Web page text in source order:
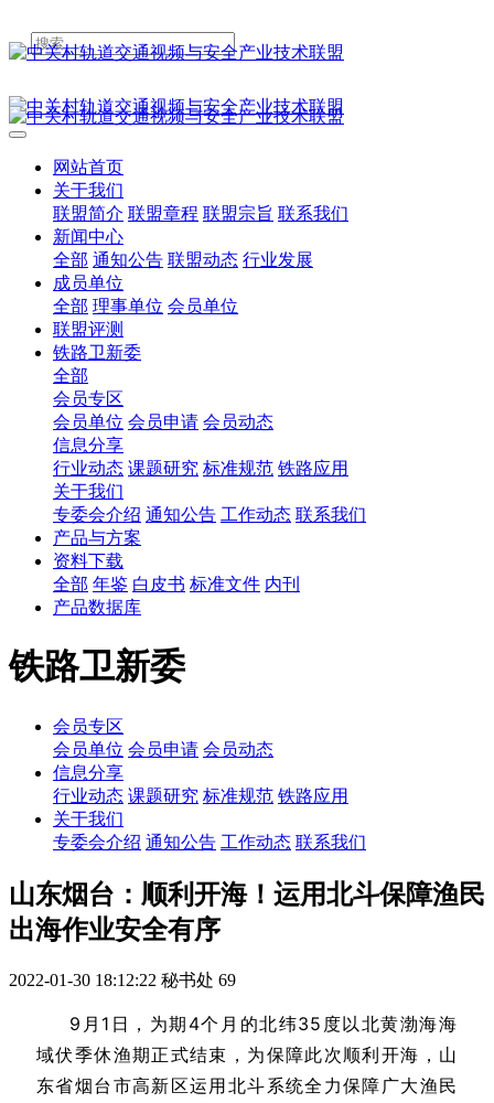
网站首页
关于我们
联盟简介 联盟章程 联盟宗旨 联系我们
新闻中心
全部 通知公告 联盟动态 行业发展
成员单位
全部 理事单位 会员单位
联盟评测
铁路卫新委
全部
会员专区
会员单位 会员申请 会员动态
信息分享
行业动态 课题研究 标准规范 铁路应用
关于我们
专委会介绍 通知公告 工作动态 联系我们
产品与方案
资料下载
全部 年鉴 白皮书 标准文件 内刊
产品数据库
铁路卫新委
会员专区
会员单位 会员申请 会员动态
信息分享
行业动态 课题研究 标准规范 铁路应用
关于我们
专委会介绍 通知公告 工作动态 联系我们
山东烟台：顺利开海！运用北斗保障渔民
出海作业安全有序
2022-01-30 18:12:22 秘书处 69
9月1日，为期4个月的北纬35度以北黄渤海海
域伏季休渔期正式结束，为保障此次顺利开海，山
东省烟台市高新区运用北斗系统全力保障广大渔民